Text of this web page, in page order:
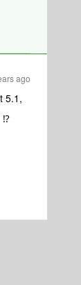
ago
5.1,
⁉️